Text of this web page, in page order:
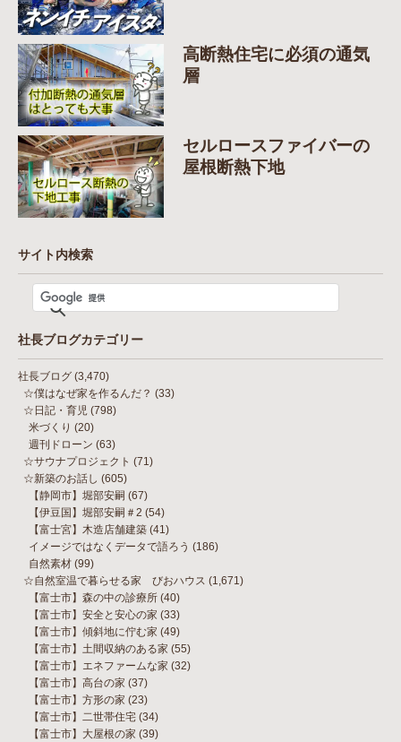
高断熱住宅に必須の通気
層
セルロースファイバーの
屋根断熱下地
サイト内検索
社長ブログカテゴリー
社長ブログ (3,470)
☆僕はなぜ家を作るんだ？ (33)
☆日記・育児 (798)
米づくり (20)
週刊ドローン (63)
☆サウナプロジェクト (71)
☆新築のお話し (605)
【静岡市】堀部安嗣 (67)
【伊豆国】堀部安嗣＃2 (54)
【富士宮】木造店舗建築 (41)
イメージではなくデータで語ろう (186)
自然素材 (99)
☆自然室温で暮らせる家 びおハウス (1,671)
【富士市】森の中の診療所 (40)
【富士市】安全と安心の家 (33)
【富士市】傾斜地に佇む家 (49)
【富士市】土間収納のある家 (55)
【富士市】エネファームな家 (32)
【富士市】高台の家 (37)
【富士市】方形の家 (23)
【富士市】二世帯住宅 (34)
【富士市】大屋根の家 (39)